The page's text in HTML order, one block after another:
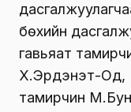
бөхийн
гавьяат
Х.Эрдэнэт-Од,
тамирчин